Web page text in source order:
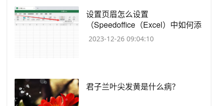
​设置页眉怎么设置
（Speedoffice（Excel）中如何添
加页眉页脚）
2023-12-26 09:04:10
​君子兰叶尖发黄是什么病？